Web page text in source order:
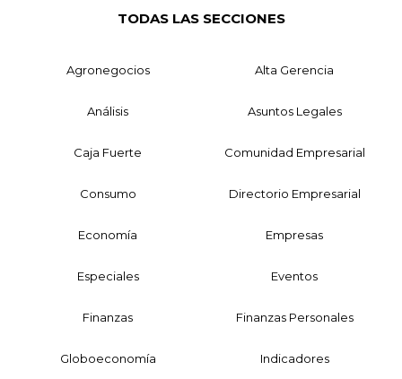
TODAS LAS SECCIONES
Agronegocios Alta Gerencia
Análisis Asuntos Legales
Caja Fuerte Comunidad Empresarial
Consumo Directorio Empresarial
Economía Empresas
Especiales Eventos
Finanzas Finanzas Personales
Globoeconomía Indicadores